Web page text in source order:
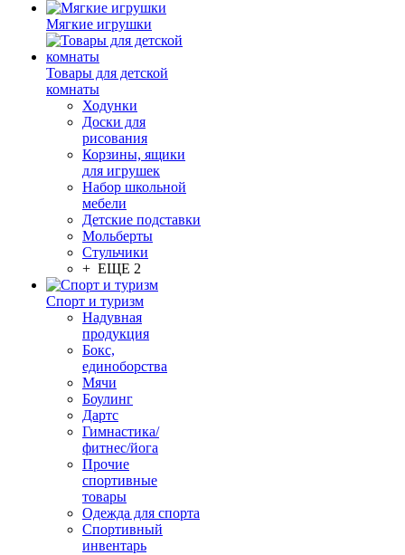
Мягкие игрушки
Товары для детской
комнаты
Ходунки
Доски для
рисования
Корзины, ящики
для игрушек
Набор школьной
мебели
Детские подставки
Мольберты
Стульчики
+ ЕЩЕ 2
Спорт и туризм
Надувная
продукция
Бокс,
единоборства
Мячи
Боулинг
Дартс
Гимнастика/
фитнес/йога
Прочие
спортивные
товары
Одежда для спорта
Спортивный
инвентарь